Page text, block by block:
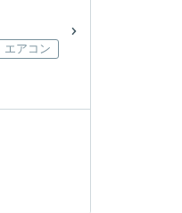
エアコン